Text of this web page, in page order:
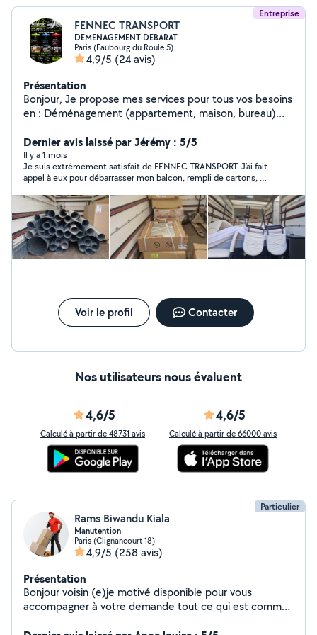
Entreprise
FENNEC TRANSPORT
DEMENAGEMENT DEBARAT
Paris (Faubourg du Roule 5)
4,9/5 (24 avis)
Présentation
Bonjour, Je propose mes services pour tous vos besoins
en : Déménagement (appartement, maison, bureau)
(meubles, électroménager) Travail sérieux et soigné
Intervention rapide Disponible 7j/7 Prix compétitifs Île-
de-France Devis gratuit, n'hésitez pas à me contacter !
Dernier avis laissé par Jérémy : 5/5
Il y a 1 mois
Je suis extrêmement satisfait de FENNEC TRANSPORT. J’ai fait
appel à eux pour débarrasser mon balcon, rempli de cartons, de
Leur réponse a été très rapide, ils ont parfaitement compris ma
demande, et Madjid, l’intervenant, a été particulièrement
attentionné afin de ne rien abîmer chez moi. Il est intervenu
dès le lendemain matin. Je recommande vivement leurs
services !
Voir le profil Contacter
Nos utilisateurs nous évaluent
4,6/5
Calculé à partir de 48731 avis
4,6/5
Calculé à partir de 66000 avis
Particulier
Rams Biwandu Kiala
Manutention
Paris (Clignancourt 18)
4,9/5 (258 avis)
Présentation
Bonjour voisin (e)je motivé disponible pour vous
accompagner à votre demande tout ce qui est comme